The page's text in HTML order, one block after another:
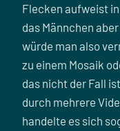
Flecken aufweist
das Männchen
würde man also
zu einem Mosaik
das nicht der Fall
durch mehrere
handelte es sich